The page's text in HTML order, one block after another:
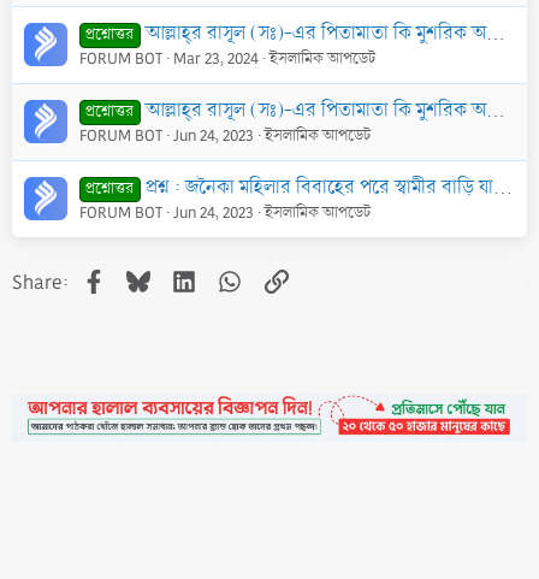
প্রশ্নোত্তর আল্লাহ্‌র রাসূল (সঃ)-এর পিতামাতা কি মুশরিক অবস্থায় মারা গেছেন?
FORUM BOT Mar 23, 2024 ইসলামিক আপডেট
প্রশ্নোত্তর আল্লাহ্‌র রাসূল (সঃ)-এর পিতামাতা কি মুশরিক অবস্থায় মারা গেছেন?
FORUM BOT Jun 24, 2023 ইসলামিক আপডেট
প্রশ্নোত্তর প্রশ্ন : জনৈকা মহিলার বিবাহের পরে স্বামীর বাড়ি যাওয়ার পথে স্বামী হার্ট অ্যাটাক করে মারা যায়। এক্ষণে সে কি ইদ্দত পালন করবে এবং মোহরানা পাবে?
FORUM BOT Jun 24, 2023 ইসলামিক আপডেট
Share: Facebook
BlueskyLinkedInWhatsApp
Link